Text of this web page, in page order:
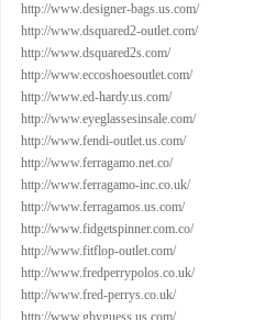
http://www.designer-bags.us.com/
http://www.dsquared2-outlet.com/
http://www.dsquared2s.com/
http://www.eccoshoesoutlet.com/
http://www.ed-hardy.us.com/
http://www.eyeglassesinsale.com/
http://www.fendi-outlet.us.com/
http://www.ferragamo.net.co/
http://www.ferragamo-inc.co.uk/
http://www.ferragamos.us.com/
http://www.fidgetspinner.com.co/
http://www.fitflop-outlet.com/
http://www.fredperrypolos.co.uk/
http://www.fred-perrys.co.uk/
http://www.gbyguess.us.com/